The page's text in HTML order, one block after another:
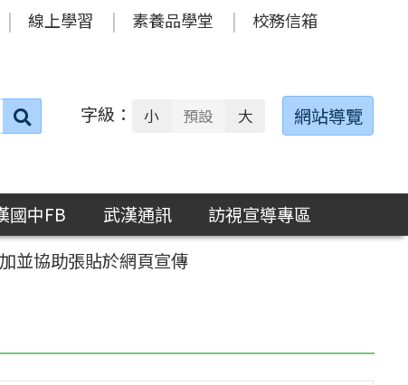
線上學習 素養品學堂 校務信箱
搜
字級： 小 預設 大 網站導覽
國中FB 武漢通訊
訪視宣導專區
並協助張貼於網頁宣傳